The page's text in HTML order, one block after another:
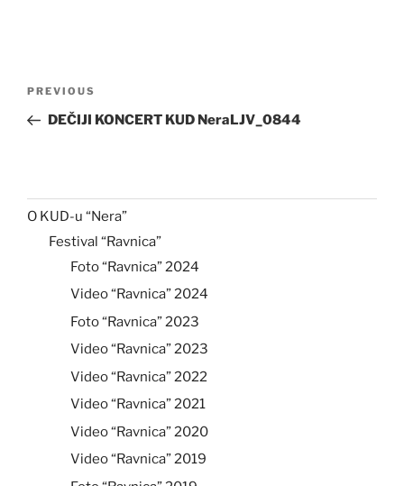
navigation
Previous
Post
PREVIOUS
DEČIJI KONCERT KUD NeraLJV_0844
O KUD-u “Nera”
Festival “Ravnica”
Foto “Ravnica” 2024
Video “Ravnica” 2024
Foto “Ravnica” 2023
Video “Ravnica” 2023
Video “Ravnica” 2022
Video “Ravnica” 2021
Video “Ravnica” 2020
Video “Ravnica” 2019